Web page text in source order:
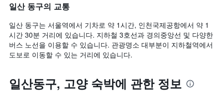
일산 동구의 교통
일산 동구는 서울역에서 기차로 약 1시간, 인천국제공항에서 약 1
시간 30분 거리에 있습니다. 지하철 3호선과 경의중앙선 및 다양한
버스 노선을 이용할 수 있습니다. 관광명소 대부분이 지하철역에서
도보로 이동할 수 있는 거리에 있습니다.
일산동구, 고양 숙박에 관한 정보